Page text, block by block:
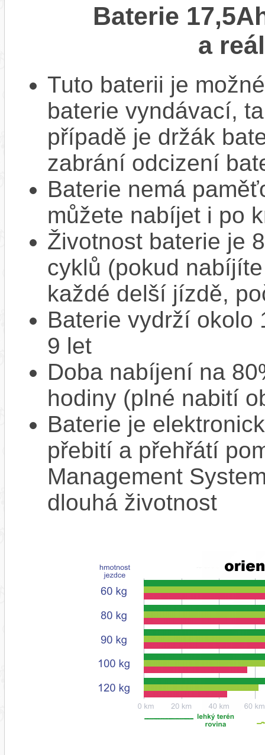
Baterie
a
Tuto baterii je
baterie vyndávací,
případě je držák
zabrání odcizení
Baterie nemá
můžete nabíjet i po
Životnost baterie je
cyklů (pokud
každé delší jízdě,
Baterie vydrží okolo
9 let
Doba nabíjení na
hodiny (plné nabití
Baterie je
přebití a přehřátí
Management
dlouhá životnost